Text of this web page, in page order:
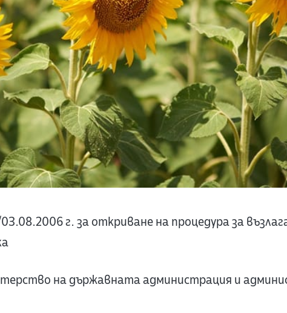
г. за откриване на процедура за
на държавната администрация и